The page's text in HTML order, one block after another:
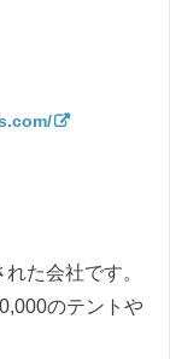
た会社です。
のテントや